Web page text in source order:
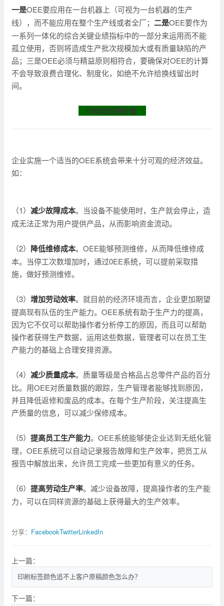
一是OEE要应用在一台机器上（可视为一台机器的生产
线），而不能应用在整个生产线或者全厂； 二是OEE要作为
一系列一体化的综合关键业绩指标中的一部分来运用而不能
孤立使用，否则将造成生产批次规模加大或有质量缺陷的产
品；三是OEE必须与精益原则相符合，要确保对OEE的计算
不会导致浪费合理化、制度化，如绝不允许给换线留出时
间。
OEE的应用价值
企业实施一个适当的OEE系统会带来十分可观的经济效益。
如：
（1） 减少故障成本。当设备不能使用时，生产就会停止，造
成无法正常为用户提供产品，从而影响资金流动。
（2） 降低维修成本。OEE能够预测维修，从而降低维修成
本。当停工次数增加时，通过0EE系统，可以提前采取措
施，做好预测维修。
（3） 增加劳动效率。就目前的经济环境而言，企业更加期望
提高现有队伍的生产能力。OEE系统有助于生产力的提高，
因为它不仅可以帮助操作者分析停工的原因，而且可以帮助
操作者获得生产数据，运用这些数据，管理者可以在员工生
产能力的基础上合理安排资源。
（4） 减少质量成本。质量等级是合格品占总零件产品的百分
比。用OEE对质量数据的跟踪，生产管理者能够找到原因，
并且降低返修和废品的成本。在每个生产阶段，关注提高生
产质量的信息，可以减少保修成本。
（5） 提高员工生产能力。OEE系统能够使企业达到无纸化管
理，OEE系统可以自动记录报告故障和生产效率，把员工从
报告中解放出来，允许员工完成一些更加有意义的任务。
（6） 提高劳动生产率。减少设备故障，提高操作者的生产能
力，可以在同样资源的基础上获得最大的生产效率。
分享： FacebookTwitterLinkedIn
上一篇：
印刷标签颜色追不上客户原稿颜色怎么办？
下一篇：